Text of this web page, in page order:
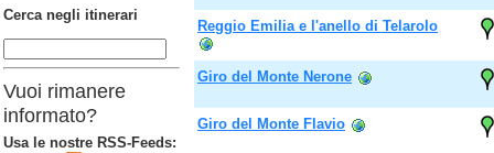
Reggio Emilia e l'anello di Telarolo
Giro del Monte Nerone
Giro del Monte Flavio
Cerca negli itinerari
Vuoi rimanere
informato?
Usa le nostre RSS-Feeds: